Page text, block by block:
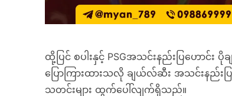
ထို့ပြင် စပါးနှင့် PSGအသင်းနည်းပြဟော
ပြောကြားထားသလို ချယ်လ်ဆီး အသင်းနည်း
သတင်းများ ထွက်ပေါ်လျက်ရှိသည်။